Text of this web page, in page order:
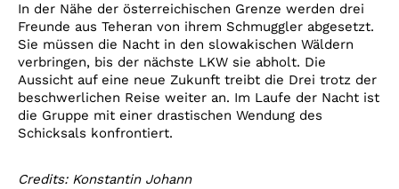
In der Nähe der österreichischen Grenze werden drei
Freunde aus Teheran von ihrem Schmuggler abgesetzt.
Sie müssen die Nacht in den slowakischen Wäldern
verbringen, bis der nächste LKW sie abholt. Die
Aussicht auf eine neue Zukunft treibt die Drei trotz der
beschwerlichen Reise weiter an. Im Laufe der Nacht ist
die Gruppe mit einer drastischen Wendung des
Schicksals konfrontiert.
Credits: Konstantin Johann